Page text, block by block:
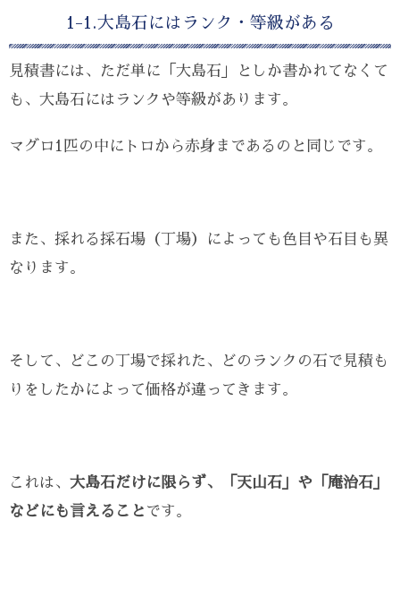
1-1.大島石にはランク・等級がある
見積書には、ただ単に「大島石」としか書かれてなくて
も、大島石にはランクや等級があります。
マグロ1匹の中にトロから赤身まであるのと同じです。
また、採れる採石場（丁場）によっても色目や石目も異
なります。
そして、どこの丁場で採れた、どのランクの石で見積も
りをしたかによって価格が違ってきます。
これは、 大島石だけに限らず、「天山石」や「庵治石」
などにも言えること です。